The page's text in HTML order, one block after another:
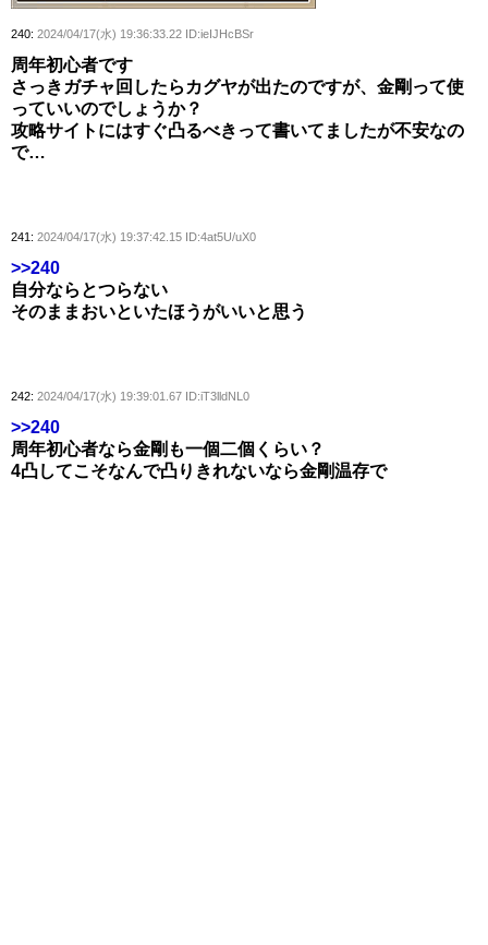
240: 2024/04/17(水) 19:36:33.22 ID:ieIJHcBSr
周年初心者です
さっきガチャ回したらカグヤが出たのですが、金剛って使
っていいのでしょうか？
攻略サイトにはすぐ凸るべきって書いてましたが不安なの
で…
241: 2024/04/17(水) 19:37:42.15 ID:4at5U/uX0
>>240
自分ならとつらない
そのままおいといたほうがいいと思う
242: 2024/04/17(水) 19:39:01.67 ID:iT3lldNL0
>>240
周年初心者なら金剛も一個二個くらい？
4凸してこそなんで凸りきれないなら金剛温存で